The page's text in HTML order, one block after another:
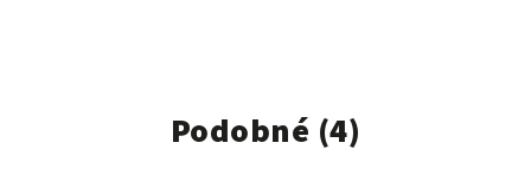
Podobné (4)